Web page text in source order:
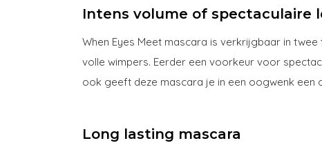
Intens volume of spectaculaire
When Eyes Meet mascara is verkrijgbaar in
volle wimpers. Eerder een voorkeur voor
ook geeft deze mascara je in een oogwenk een
Long lasting mascara